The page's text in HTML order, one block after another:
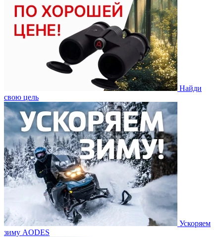
Найди
свою цель
Ускоряем
зиму AODES